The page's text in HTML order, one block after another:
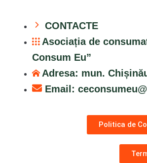
CONTACTE
Asociația de
Consum Eu”
Adresa: mun.
Email:
Politica de